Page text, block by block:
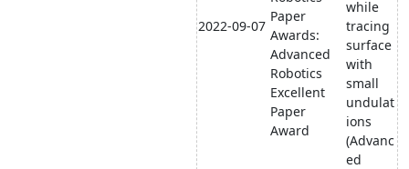
2022-09-07
Paper
Awards:
Advanced
Robotics
Excellent
Paper
Award
while
tracing
surface
with
small
undulat
ions
(Advanc
ed